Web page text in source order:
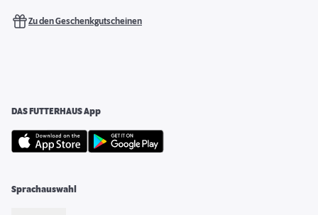
Zu den Geschenkgutscheinen
DAS FUTTERHAUS App
Sprachauswahl